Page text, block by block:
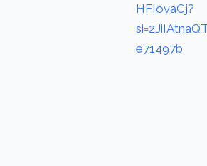
HFIovaCj?
e71497b